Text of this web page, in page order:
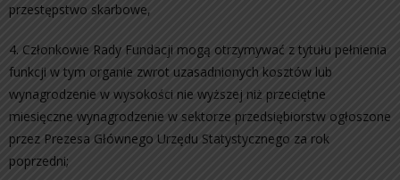
przestępstwo skarbowe,
4. Członkowie Rady Fundacji mogą otrzymywać z tytułu pełnienia
funkcji w tym organie zwrot uzasadnionych kosztów lub
wynagrodzenie w wysokości nie wyższej niż przeciętne
miesięczne wynagrodzenie w sektorze przedsiębiorstw ogłoszone
przez Prezesa Głównego Urzędu Statystycznego za rok
poprzedni;